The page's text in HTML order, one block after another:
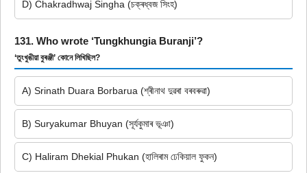
D) Chakradhwaj Singha (চক্ৰধ্বজ সিংহ)
131. Who wrote ‘Tungkhungia Buranji’?
‘তুংখুঙীয়া বুৰঞ্জী’ কোনে লিখিছিল?
A) Srinath Duara Borbarua (শ্ৰীনাথ দুৱৰা বৰবৰুৱা)
B) Suryakumar Bhuyan (সূৰ্যকুমাৰ ভূঞা)
C) Haliram Dhekial Phukan (হালিৰাম ঢেকিয়াল ফুকন)